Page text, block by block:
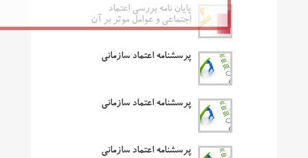
پایان نامه بررسی اعتماد
اجتماعی و عوامل موثر بر آن
پرسشنامه اعتماد سازمانی
پرسشنامه اعتماد سازمانی
پرسشنامه اعتماد سازمانی